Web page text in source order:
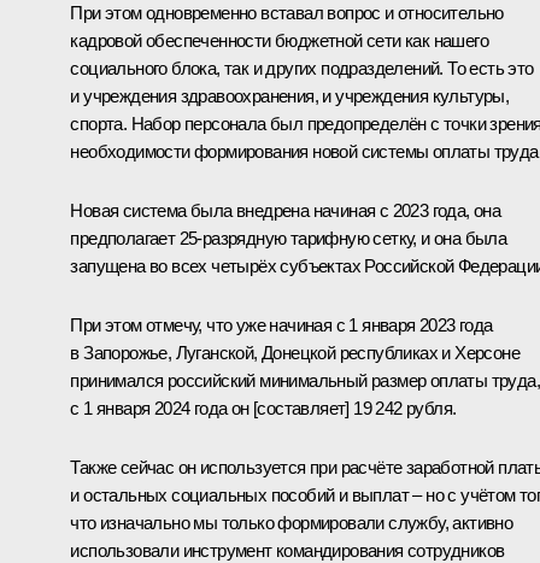
При этом одновременно вставал вопрос и относительно
кадровой обеспеченности бюджетной сети как нашего
социального блока, так и других подразделений. То есть это
и учреждения здравоохранения, и учреждения культуры,
спорта. Набор персонала был предопределён с точки
необходимости формирования новой системы оплаты
Новая система была внедрена начиная с 2023 года, она
предполагает 25-разрядную тарифную сетку, и она была
запущена во всех четырёх субъектах Российской
При этом отмечу, что уже начиная с 1 января 2023 года
в Запорожье, Луганской, Донецкой республиках и Херсоне
принимался российский минимальный размер оплаты труда,
с 1 января 2024 года он [составляет] 19 242 рубля.
Также сейчас он используется при расчёте заработной
и остальных социальных пособий и выплат – но с учётом
что изначально мы только формировали службу, активно
использовали инструмент командирования сотрудников